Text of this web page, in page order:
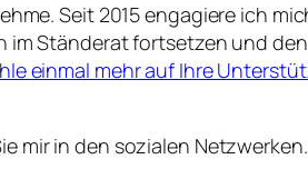
Seit 2015 engagiere ich
Ständerat fortsetzen und
einmal mehr auf Ihre
mir in den sozialen